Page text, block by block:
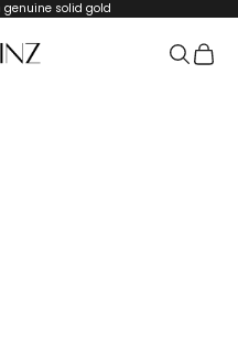
genuine solid gold
Search
Cart